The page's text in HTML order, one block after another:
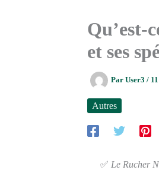
Qu’est-
et ses
Par User3 /
Autres
✅ Le Rucher